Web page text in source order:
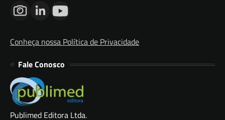
Conheça nossa Política de Privacidade
Fale Conosco
Publimed Editora Ltda.